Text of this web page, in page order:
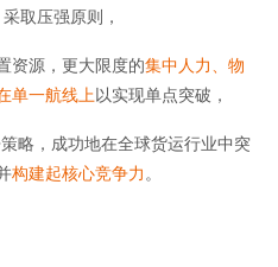
取压强原则，
资源，更大限度的集中人力、物
单一航线上以实现单点突破，
略，成功地在全球货运行业中突
构建起核心竞争力 。